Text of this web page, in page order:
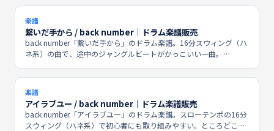
楽譜
繋いだ手から / back number｜ドラム楽譜販売
back number「繋いだ手から」のドラム楽譜。16分スウィング（ハ
ネ系）の曲で、途中のジャングルビートがかっこいい一曲。
楽譜
アイラブユー / back number｜ドラム楽譜販売
back number「アイラブユー」のドラム楽譜。スローテンポの16分
スウィング（ハネ系）で初心者にも取り組みやすい。ところどころ